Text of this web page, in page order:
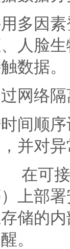
多因
人脸
数据。
网络
间顺
并对
可接入
上部
存储的
。